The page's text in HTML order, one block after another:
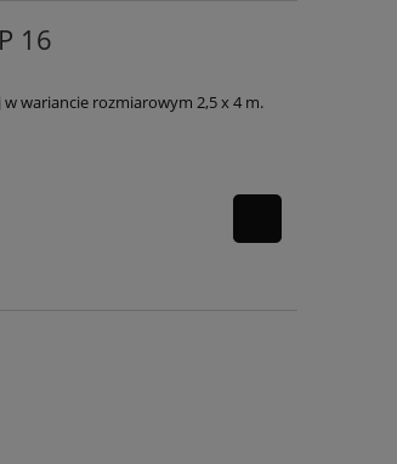
16
wariancie rozmiarowym 2,5 x 4 m.